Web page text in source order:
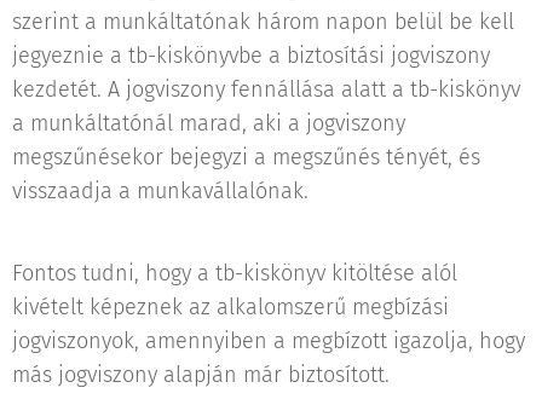
szerint a munkáltatónak három napon belül be kell
jegyeznie a tb-kiskönyvbe a biztosítási jogviszony
kezdetét. A jogviszony fennállása alatt a tb-kiskönyv
a munkáltatónál marad, aki a jogviszony
megszűnésekor bejegyzi a megszűnés tényét, és
visszaadja a munkavállalónak.
Fontos tudni, hogy a tb-kiskönyv kitöltése alól
kivételt képeznek az alkalomszerű megbízási
jogviszonyok, amennyiben a megbízott igazolja, hogy
más jogviszony alapján már biztosított.